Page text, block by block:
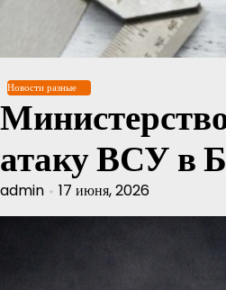
содержимому
Новости разные
атаку ВСУ в
admin 17 июня, 2026